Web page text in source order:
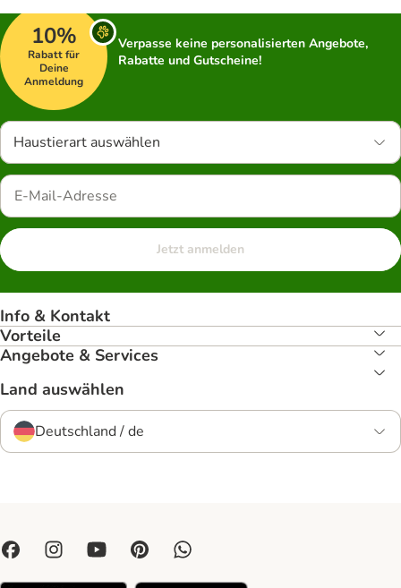
10%
Rabatt für
Deine
Anmeldung
Verpasse keine personalisierten Angebote,
Rabatte und Gutscheine!
Haustierart auswählen
Jetzt anmelden
Info & Kontakt
Vorteile
Angebote & Services
Land auswählen
Deutschland / de